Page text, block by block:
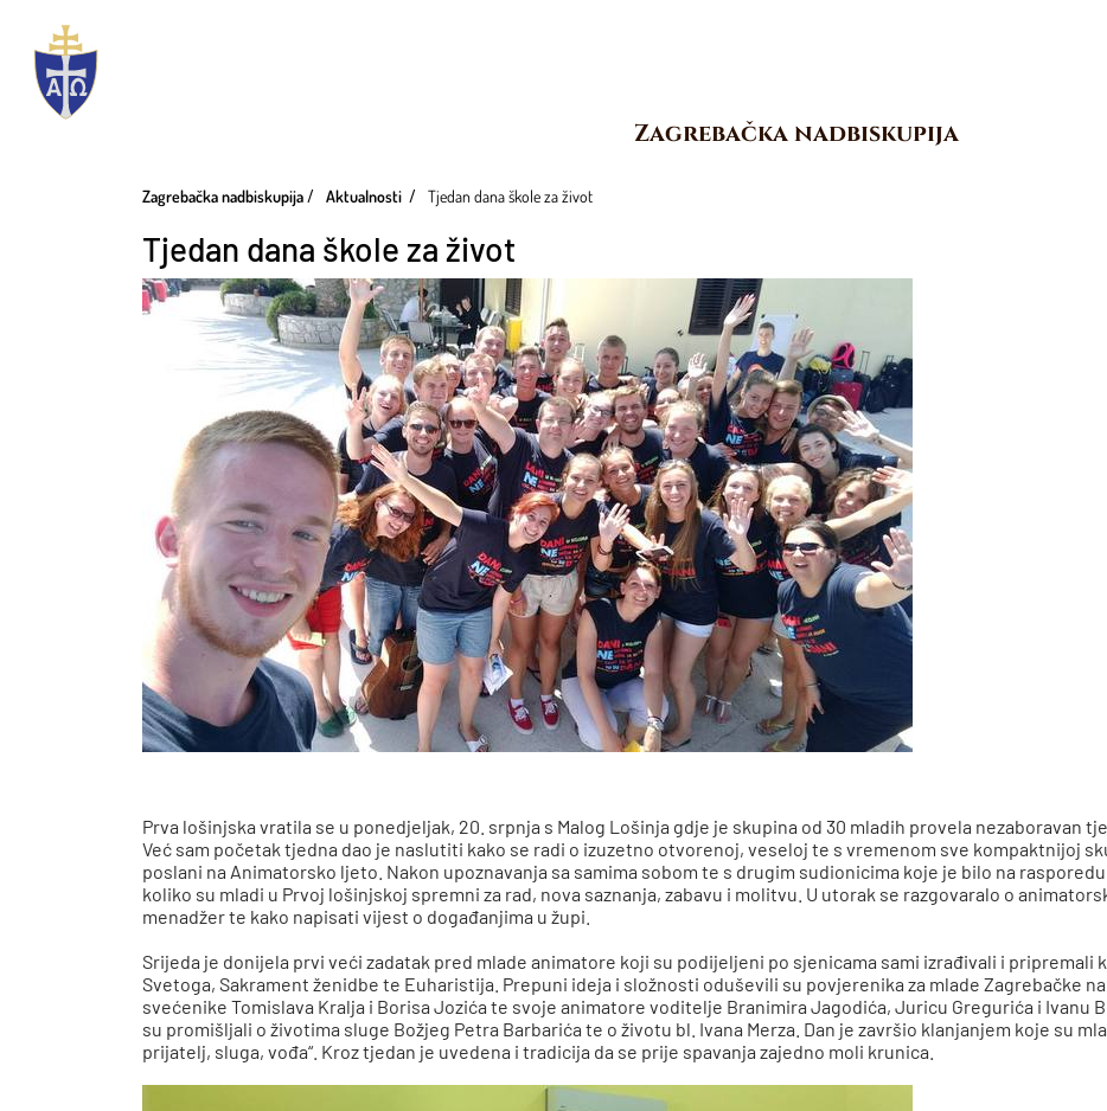
Zagrebačka nadbiskupija
Zagrebačka nadbiskupija Aktualnosti Tjedan dana škole za život
Tjedan dana škole za život
Prva lošinjska vratila se u ponedjeljak, 20. srpnja s Malog Lošinja gdje je skupina od 30 mladih provela nezaboravan
Već sam početak tjedna dao je naslutiti kako se radi o izuzetno otvorenoj, veseloj te s vremenom sve kompaktnijoj
poslani na Animatorsko ljeto. Nakon upoznavanja sa samima sobom te s drugim sudionicima koje je bilo na
koliko su mladi u Prvoj lošinjskoj spremni za rad, nova saznanja, zabavu i molitvu. U utorak se razgovaralo o
menadžer te kako napisati vijest o događanjima u župi.
Srijeda je donijela prvi veći zadatak pred mlade animatore koji su podijeljeni po sjenicama sami izrađivali i pripremali
Svetoga, Sakrament ženidbe te Euharistija. Prepuni ideja i složnosti oduševili su povjerenika za mlade Zagrebačke
svećenike Tomislava Kralja i Borisa Jozića te svoje animatore voditelje Branimira Jagodića, Juricu Gregurića i Ivanu
su promišljali o životima sluge Božjeg Petra Barbarića te o životu bl. Ivana Merza. Dan je završio klanjanjem koje su
prijatelj, sluga, vođa“. Kroz tjedan je uvedena i tradicija da se prije spavanja zajedno moli krunica.